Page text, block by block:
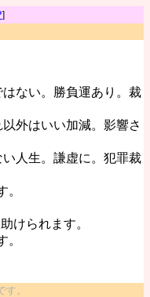
]
ない。勝負運あり。裁
外はいい加減。影響さ
人生。謙虚に。犯罪裁
けられます。
。
。